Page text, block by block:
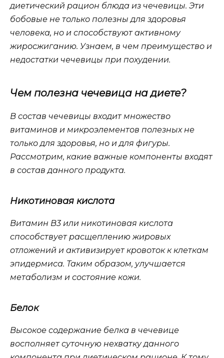
диетический рацион блюда из чечевицы. Эти
бобовые не только полезны для здоровья
человека, но и способствуют активному
жиросжиганию. Узнаем, в чем преимущество и
недостатки чечевицы при похудении.
Чем полезна чечевица на диете?
В состав чечевицы входит множество
витаминов и микроэлементов полезных не
только для здоровья, но и для фигуры.
Рассмотрим, какие важные компоненты входят
в состав данного продукта.
Никотиновая кислота
Витамин В3 или никотиновая кислота
способствует расщеплению жировых
отложений и активизирует кровоток к клеткам
эпидермиса. Таким образом, улучшается
метаболизм и состояние кожи.
Белок
Высокое содержание белка в чечевице
восполняет суточную нехватку данного